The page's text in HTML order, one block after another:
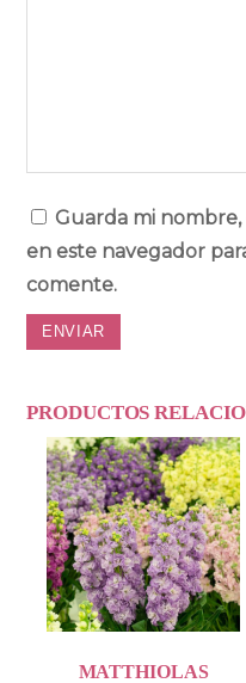
Guarda mi
en este navegador
comente.
PRODUCTOS
MATTHIOLAS